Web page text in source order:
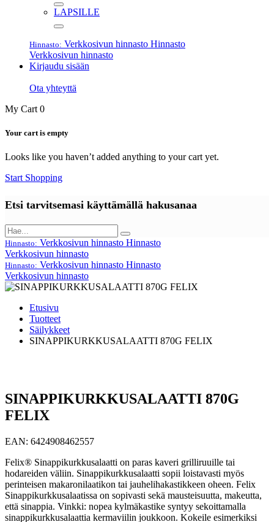
LAPSILLE
Hinnasto: Verkkosivun hinnasto Hinnasto
Verkkosivun hinnasto
Kirjaudu sisään
Ota yhteyttä
My Cart 0
Your cart is empty
Looks like you haven’t added anything to your cart yet.
Start Shopping
Etsi tarvitsemasi käyttämällä hakusanaa
Hinnasto: Verkkosivun hinnasto Hinnasto
Verkkosivun hinnasto
Hinnasto: Verkkosivun hinnasto Hinnasto
Verkkosivun hinnasto
Etusivu
Tuotteet
Säilykkeet
SINAPPIKURKKUSALAATTI 870G FELIX
SINAPPIKURKKUSALAATTI 870G
FELIX
EAN: 6424908462557
Felix® Sinappikurkkusalaatti on paras kaveri grilliruuille tai
hodareiden väliin. Sinappikurkkusalaatti sopii loistavasti myös
perinteisen makaronilaatikon tai jauhelihakastikkeen oheen. Felix
Sinappikurkkusalaatissa on sopivasti sekä mausteisuutta, makeutta,
että sinappia. Vinkki: nopea kylmäkastike syntyy sekoittamalla
sinappikurkkusalaattia kermaviilin joukkoon. Kokeile esimerkiksi